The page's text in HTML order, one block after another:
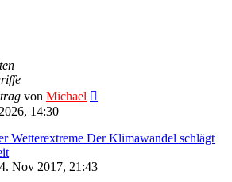
von Michael
14:30
Wetterextreme Der Klimawandel schlägt
Nov 2017, 21:43